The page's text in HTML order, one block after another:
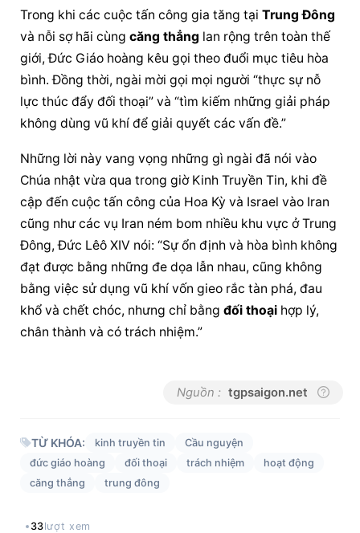
Trong khi các cuộc tấn công gia tăng tại Trung Đông
và nỗi sợ hãi cùng căng thẳng lan rộng trên toàn thế
giới, Đức Giáo hoàng kêu gọi theo đuổi mục tiêu hòa
bình. Đồng thời, ngài mời gọi mọi người “thực sự nỗ
lực thúc đẩy đối thoại” và “tìm kiếm những giải pháp
không dùng vũ khí để giải quyết các vấn đề.”
Những lời này vang vọng những gì ngài đã nói vào
Chúa nhật vừa qua trong giờ Kinh Truyền Tin, khi đề
cập đến cuộc tấn công của Hoa Kỳ và Israel vào Iran
cũng như các vụ Iran ném bom nhiều khu vực ở Trung
Đông, Đức Lêô XIV nói: “Sự ổn định và hòa bình không
đạt được bằng những đe dọa lẫn nhau, cũng không
bằng việc sử dụng vũ khí vốn gieo rắc tàn phá, đau
khổ và chết chóc, nhưng chỉ bằng đối thoại hợp lý,
chân thành và có trách nhiệm.”
Nguồn : tgpsaigon.net
TỪ KHÓA: kinh truyền tin
Cầu nguyện
đức giáo hoàng
đối thoại trách nhiệm
hoạt động
căng thẳng
trung đông
33lượt xem